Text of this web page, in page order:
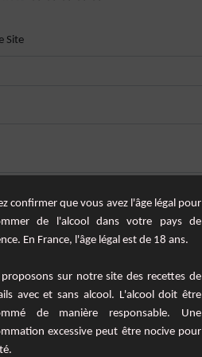
Site
confirmer que vous avez l'âge légal pour
de l'alcool dans votre pays de
En France, l'âge légal est de 18 ans.
sur notre site des recettes de
avec et sans alcool. L'alcool doit être
de manière responsable. Une
excessive peut être nocive pour